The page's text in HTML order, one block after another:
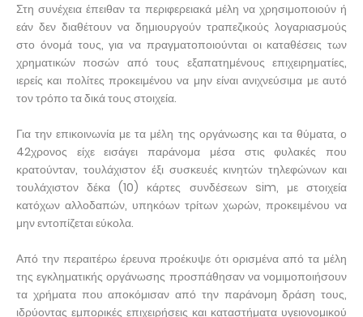
Στη συνέχεια έπειθαν τα περιφερειακά μέλη να χρησιμοποιούν ή
εάν δεν διαθέτουν να δημιουργούν τραπεζικούς λογαριασμούς
στο όνομά τους, για να πραγματοποιούνται οι καταθέσεις των
χρηματικών ποσών από τους εξαπατημένους επιχειρηματίες,
ιερείς και πολίτες προκειμένου να μην είναι ανιχνεύσιμα με αυτό
τον τρόπο τα δικά τους στοιχεία.
Για την επικοινωνία με τα μέλη της οργάνωσης και τα θύματα, ο
42χρονος είχε εισάγει παράνομα μέσα στις φυλακές που
κρατούνταν, τουλάχιστον έξι συσκευές κινητών τηλεφώνων και
τουλάχιστον δέκα (10) κάρτες συνδέσεων sim, με στοιχεία
κατόχων αλλοδαπών, υπηκόων τρίτων χωρών, προκειμένου να
μην εντοπίζεται εύκολα.
Από την περαιτέρω έρευνα προέκυψε ότι ορισμένα από τα μέλη
της εγκληματικής οργάνωσης προσπάθησαν να νομιμοποιήσουν
τα χρήματα που αποκόμισαν από την παράνομη δράση τους,
ιδρύοντας εμπορικές επιχειρήσεις και καταστήματα υγειονομικού